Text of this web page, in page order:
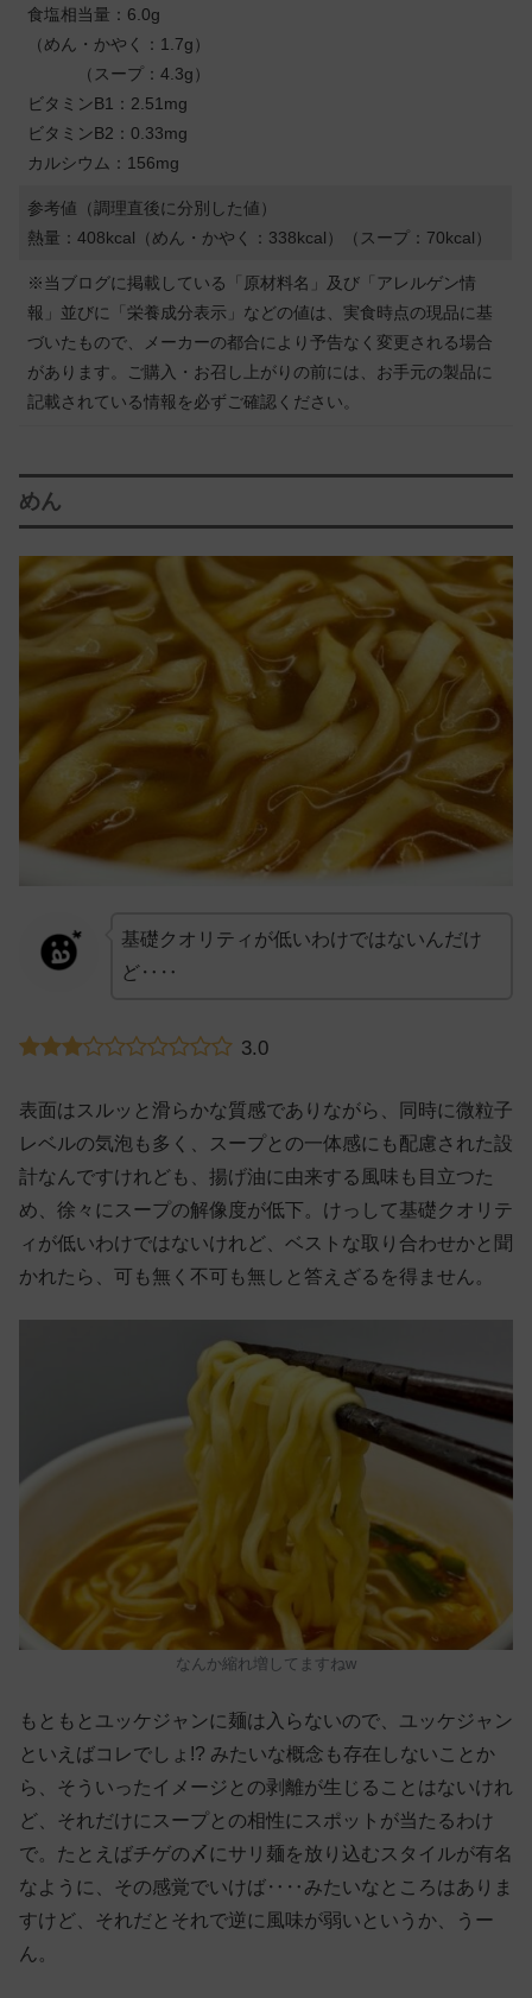
食塩相当量：6.0g
（めん・かやく：1.7g）
（スープ：4.3g）
ビタミンB1：2.51mg
ビタミンB2：0.33mg
カルシウム：156mg
参考値（調理直後に分別した値）
熱量：408kcal（めん・かやく：338kcal）（スープ：70kcal）
※当ブログに掲載している「原材料名」及び「アレルゲン情
報」並びに「栄養成分表示」などの値は、実食時点の現品に基
づいたもので、メーカーの都合により予告なく変更される場合
があります。ご購入・お召し上がりの前には、お手元の製品に
記載されている情報を必ずご確認ください。
めん
基礎クオリティが低いわけではないんだけ
ど‥‥
3.0
表面はスルッと滑らかな質感でありながら、同時に微粒子
レベルの気泡も多く、スープとの一体感にも配慮された設
計なんですけれども、揚げ油に由来する風味も目立つた
め、徐々にスープの解像度が低下。けっして基礎クオリテ
ィが低いわけではないけれど、ベストな取り合わせかと聞
かれたら、可も無く不可も無しと答えざるを得ません。
なんか縮れ増してますねw
もともとユッケジャンに麺は入らないので、ユッケジャン
といえばコレでしょ!? みたいな概念も存在しないことか
ら、そういったイメージとの剥離が生じることはないけれ
ど、それだけにスープとの相性にスポットが当たるわけ
で。たとえばチゲの〆にサリ麺を放り込むスタイルが有名
なように、その感覚でいけば‥‥みたいなところはありま
すけど、それだとそれで逆に風味が弱いというか、うー
ん。